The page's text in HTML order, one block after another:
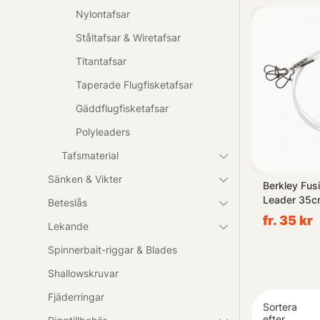
Nylontafsar
Ståltafsar & Wiretafsar
Titantafsar
Taperade Flugfisketafsar
Gäddflugfisketafsar
Polyleaders
Tafsmaterial
Sänken & Vikter
Beteslås
Lekande
Spinnerbait-riggar & Blades
Shallowskruvar
Fjäderringar
med wirelås
Vi vet hur
runt din rigg.
Söker du
Satsa på
(2-pack)
Tafs Cliplock Fluorocarbon
40cm 9kg
Berkley
Leader
0.30mm
fr. 35 kr
Sortera